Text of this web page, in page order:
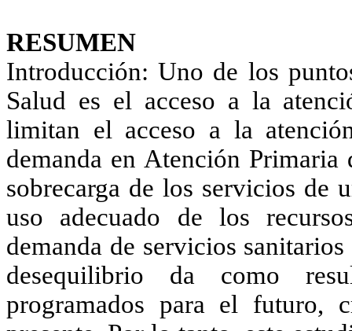
RESUMEN
Introducción: Uno de los
Salud es el acceso a la
limitan el acceso a la
demanda en Atención
sobrecarga de los servicios de
uso adecuado de los
demanda de servicios
desequilibrio da como
programados para el futuro,